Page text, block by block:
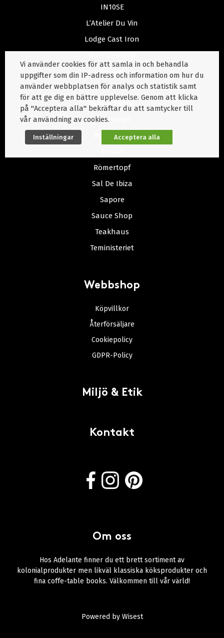
IN10SE
L’Atelier Du Vin
Lodge Cast Iron
Non-Violence
Nuri
Othrys Farms
Presentset
Profilering
Römertopf
Sal De Ibiza
Sapore
Sauce Shop
Teakhaus
Teministeriet
Webbshop
Köpvillkor
Återförsäljare
Cookiepolicy
GDPR-Policy
Miljö & Etik
Kontakt
Om oss
Hos Adelante finner du ett brett sortiment av
kolonialprodukter men likväl klassiska köksprodukter och
fina coffe-table books. Välkommen till vår värld!
Powered by Wisest
Vi använder cookies för att samla in och behandla
uppgifter som din IP-adress och information om hur du
använder webbplatsen för analys och statistik samt
för att ge dig en bättre upplevelse. Genom att klicka
på "Acceptera alla" bekräftar du att samtycker till
vår användning av cookies.
Inställningar Acceptera alla